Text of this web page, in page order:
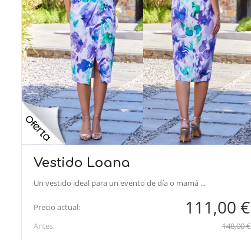
Vestido Loana
Un vestido ideal para un evento de día o mamá ...
Precio actual: 111,00 €
Antes: 148,00 €